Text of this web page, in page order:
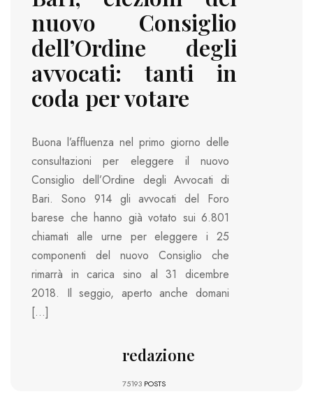
nuovo Consiglio
dell’Ordine degli
avvocati: tanti in
coda per votare
Buona l’affluenza nel primo giorno delle
consultazioni per eleggere il nuovo
Consiglio dell’Ordine degli Avvocati di
Bari. Sono 914 gli avvocati del Foro
barese che hanno già votato sui 6.801
chiamati alle urne per eleggere i 25
componenti del nuovo Consiglio che
rimarrà in carica sino al 31 dicembre
2018. Il seggio, aperto anche domani
[…]
redazione
75193 POSTS